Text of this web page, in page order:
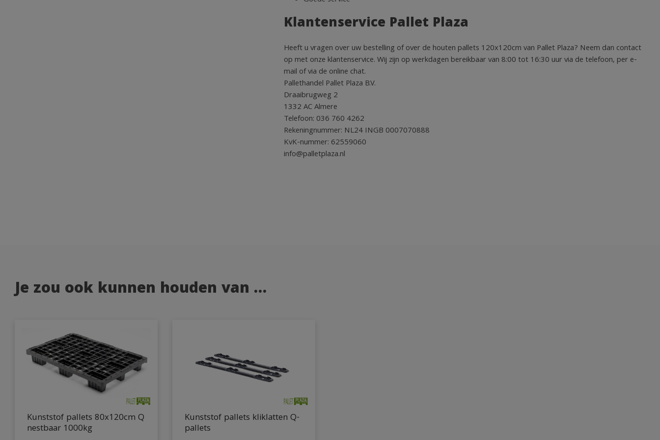
Klantenservice Pallet Plaza
Heeft u vragen over uw bestelling of over de houten pallets 120x120cm van Pallet Plaza? Neem dan contact
op met onze klantenservice. Wij zijn op werkdagen bereikbaar van 8:00 tot 16:30 uur via de telefoon, per e-
mail of via de online chat.
Pallethandel Pallet Plaza B.V.
Draaibrugweg 2
1332 AC Almere
Telefoon: 036 760 4262
Rekeningnummer: NL24 INGB 0007070888
KvK-nummer: 62559060
info@palletplaza.nl
Je zou ook kunnen houden van …
Kunststof pallets 80x120cm Q
nestbaar 1000kg
Kunststof pallets kliklatten Q-
pallets